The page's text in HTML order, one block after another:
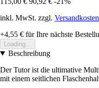
inkl. MwSt. zzgl. Versandkosten
+4,55 € für Ihre nächste
Loading...
Beschreibung
Der Tutor ist die ultimative
mit einem seitlichen